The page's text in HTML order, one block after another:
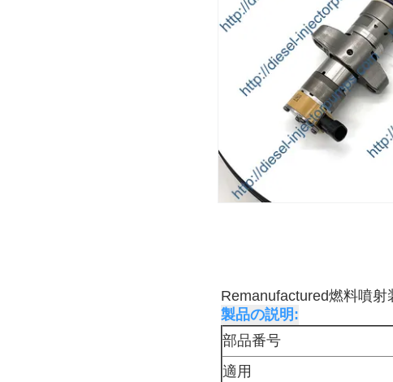
Remanufactured燃料噴
製品の説明:
部品番号
適用